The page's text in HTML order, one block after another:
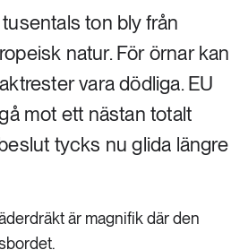
ton bly från
natur. För örnar kan
vara dödliga. EU
mot ett nästan totalt
tycks nu glida längre
är magnifik där den